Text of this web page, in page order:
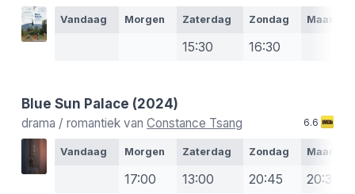
Vandaag Morgen Zaterdag Zondag Maandag
15:30 16:30
Blue Sun Palace (2024)
drama / romantiek van Constance Tsang 6.6
Vandaag Morgen Zaterdag Zondag Maandag
17:00 13:00 20:45 20:30